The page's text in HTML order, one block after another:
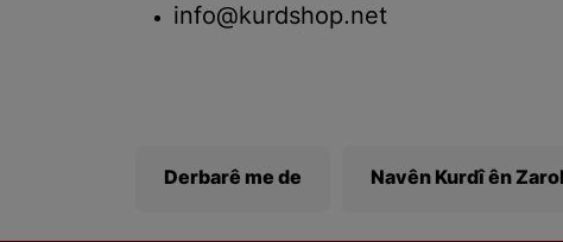
info@kurdshop.net
Derbarê me de Navên Kurdî ên